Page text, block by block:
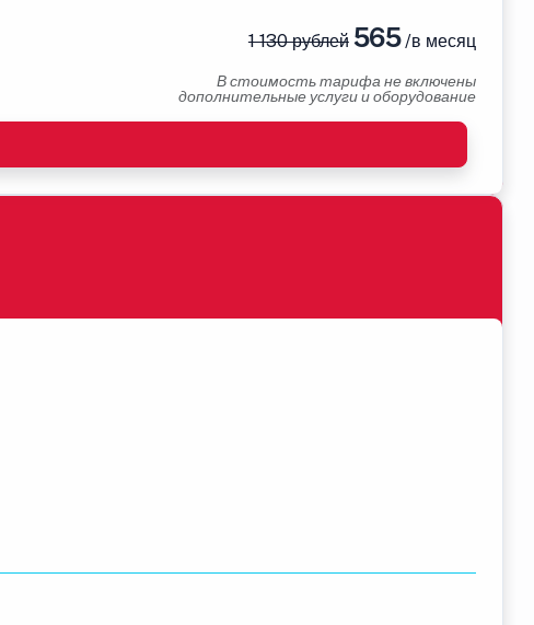
1 130 рублей565/в месяц
В стоимость тарифа не включены
дополнительные услуги и оборудование